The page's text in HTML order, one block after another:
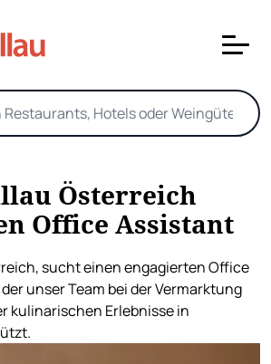
Österreich
Office Assistant
sucht einen engagierten Office
unser Team bei der Vermarktung
kulinarischen Erlebnisse in